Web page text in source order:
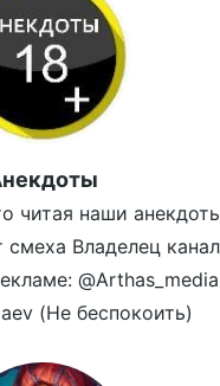
читая наши
смеха Владелец
@Arthas_media
(Не беспокоить)